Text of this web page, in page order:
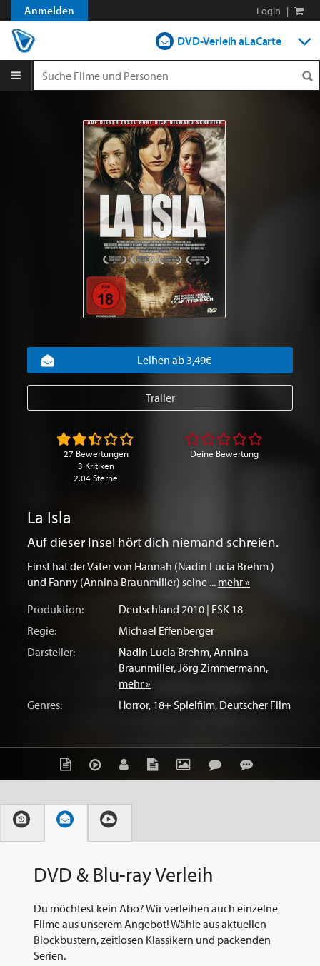
Anmelden Login |
DVD-Verleih aLaCarte
Shop
Blog
La Isla
Auf dieser Insel hört dich niemand schreien.
Einst hat der Vater von Hannah (Nadin Lucia Brehm )
und Fanny (Annina Braunmiller) seine ... mehr »
Produktion:
Deutschland 2010 | FSK 18
Regie:
Michael Effenberger
Darsteller:
Nadin Lucia Brehm, Annina
Braunmiller, Jörg Zimmermann,
mehr »
Genres:
Horror, 18+ Spielfilm, Deutscher Film
Leihen ab 3,49€
Trailer
27 Bewertungen
3 Kritiken
2.04 Sterne
Deine Bewertung
DVD & Blu-ray Verleih
Du möchtest kein Abo? Wir verleihen auch einzelne
Filme aus unserem Angebot! Wähle aus aktuellen
Blockbustern, zeitlosen Klassikern und packenden
Serien.